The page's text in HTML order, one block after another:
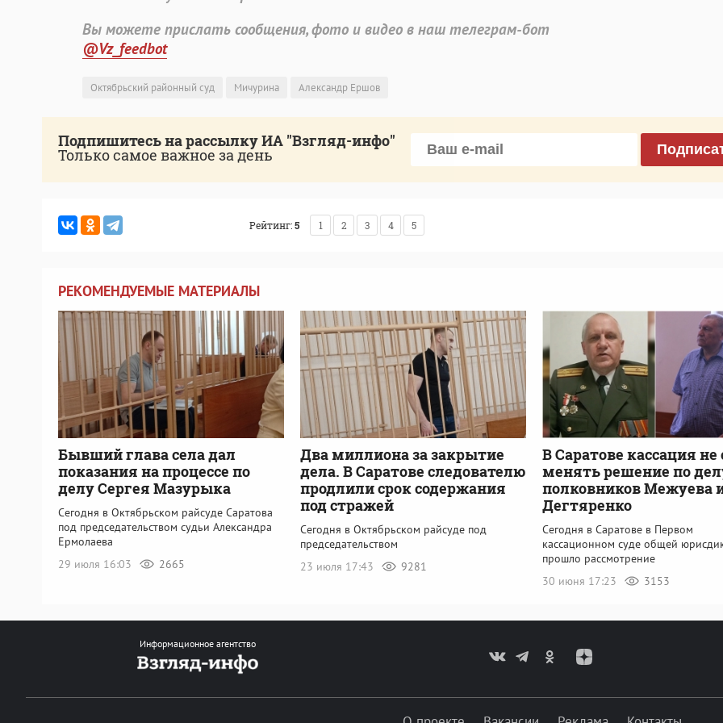
Вы можете прислать сообщения, фото и видео в наш телеграм-бот
@Vz_feedbot
Октябрьский районный суд Мичурина Александр Ершов
Подпишитесь на рассылку ИА "Взгляд-инфо"
Только самое важное за день
Рейтинг:5 1 2 3 4 5
РЕКОМЕНДУЕМЫЕ МАТЕРИАЛЫ
Бывший глава села дал
показания на процессе по
делу Сергея Мазурыка
Сегодня в Октябрьском райсуде Саратова
под председательством судьи Александра
Ермолаева
29 июля 16:03
2665
Два миллиона за закрытие
дела. В Саратове следователю
продлили срок содержания
под стражей
Сегодня в Октябрьском райсуде под
председательством
23 июля 17:43
9281
В Саратове кассация не
менять решение по
полковников Межуева
Дегтяренко
Сегодня в Саратове в Первом
кассационном суде общей
прошло рассмотрение
30 июня 17:23
3153
Информационное агентство